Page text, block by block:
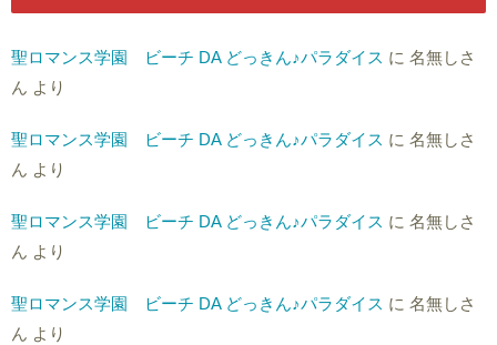
聖ロマンス学園 ビーチ DA どっきん♪パラダイス に 名無しさ
ん より
聖ロマンス学園 ビーチ DA どっきん♪パラダイス に 名無しさ
ん より
聖ロマンス学園 ビーチ DA どっきん♪パラダイス に 名無しさ
ん より
聖ロマンス学園 ビーチ DA どっきん♪パラダイス に 名無しさ
ん より